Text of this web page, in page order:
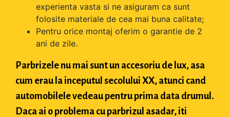
experienta vasta si ne asiguram ca sunt
folosite materiale de cea mai buna calitate;
Pentru orice montaj oferim o garantie de 2
ani de zile.
Parbrizele nu mai sunt un accesoriu de lux, asa
cum erau la inceputul secolului XX, atunci cand
automobilele vedeau pentru prima data drumul.
Daca ai o problema cu parbrizul asadar, iti